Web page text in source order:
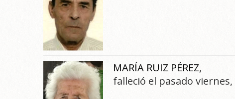
MARÍA RUIZ PÉREZ,
falleció el pasado